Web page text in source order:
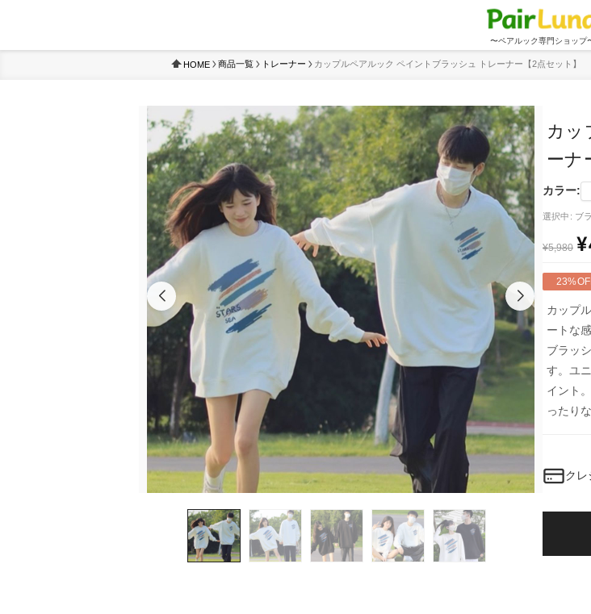
〜ペアルック専門ショップ
HOME 商品一覧 トレーナー カップルペアルック ペイントブラッシュ トレーナー【2点セット】
カッ
ーナ
カラー:
選択中: ブ
¥5,980
カップ
ートな
ブラッ
す。ユ
イント
ったり
クレ